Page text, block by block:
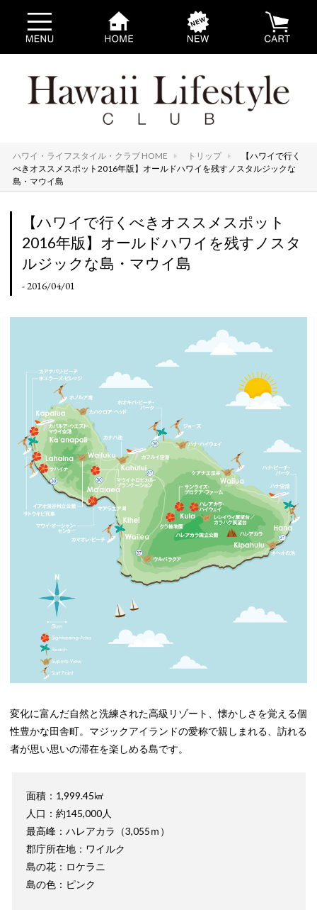
ハワイ・ライフスタイル・クラブ HOME トリップ
【ハワイで行く
べきオススメスポット2016年版】オールドハワイを残すノスタルジックな
島・マウイ島
【ハワイで行くべきオススメスポット
2016年版】オールドハワイを残すノスタ
ルジックな島・マウイ島
- 2016/04/01
変化に富んだ自然と洗練された高級リゾート、懐かしさを覚える個
性豊かな田舎町。マジックアイランドの愛称で親しまれる、訪れる
者が思い思いの滞在を楽しめる島です。
面積：1,999.45㎢
人口：約145,000人
最高峰：ハレアカラ（3,055ｍ）
郡庁所在地：ワイルク
島の花：ロケラニ
島の色：ピンク